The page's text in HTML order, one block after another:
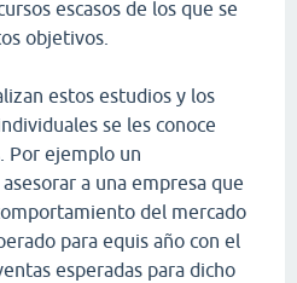
escasos de los que se
objetivos.
estos estudios y los
se les conoce
Por ejemplo un
a una empresa que
del mercado
para equis año con el
esperadas para dicho